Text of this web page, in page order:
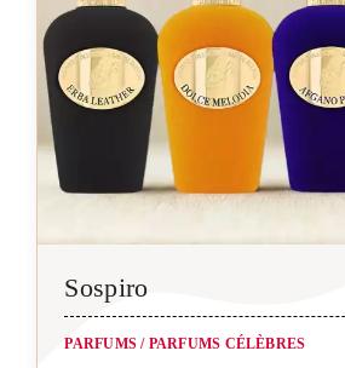
Sospiro
PARFUMS / PARFUMS CÉLÈBRES